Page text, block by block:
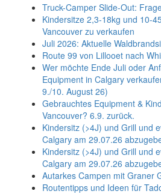
Truck-Camper Slide-Out:
Kindersitze 2,3-18kg und 10-
Vancouver zu verkaufen
Juli 2026: Aktuelle
Route 99 von Lillooet nach
Wer möchte Ende Juli oder
Equipment in Calgary
9./10. August 26)
Gebrauchtes Equipment &
Vancouver? 6.9. zurück.
Kindersitz (>4J) und Grill und
Calgary am 29.07.26
Kindersitz (>4J) und Grill und
Calgary am 29.07.26
Autarkes Campen mit Graner
Routentipps und Ideen für